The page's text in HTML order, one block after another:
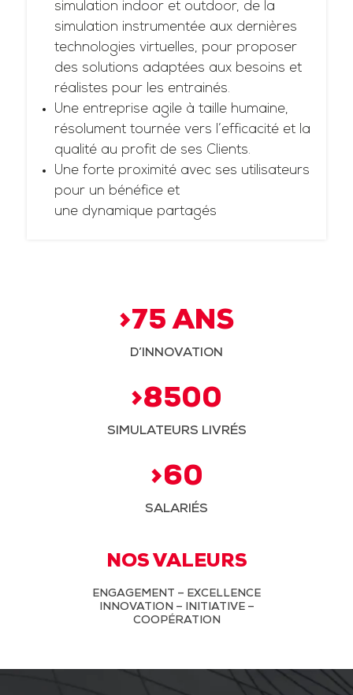
simulation indoor et outdoor, de la
simulation instrumentée aux dernières
technologies virtuelles, pour proposer
des solutions adaptées aux besoins et
réalistes pour les entrainés.
Une entreprise agile à taille humaine,
résolument tournée vers l’efficacité et la
qualité au profit de ses Clients.
Une forte proximité avec ses utilisateurs
pour un bénéfice et
une dynamique partagés
>75 ANS
D’INNOVATION
>8500
SIMULATEURS LIVRÉS
>60
SALARIÉS
NOS VALEURS
ENGAGEMENT – EXCELLENCE
INNOVATION – INITIATIVE –
COOPÉRATION